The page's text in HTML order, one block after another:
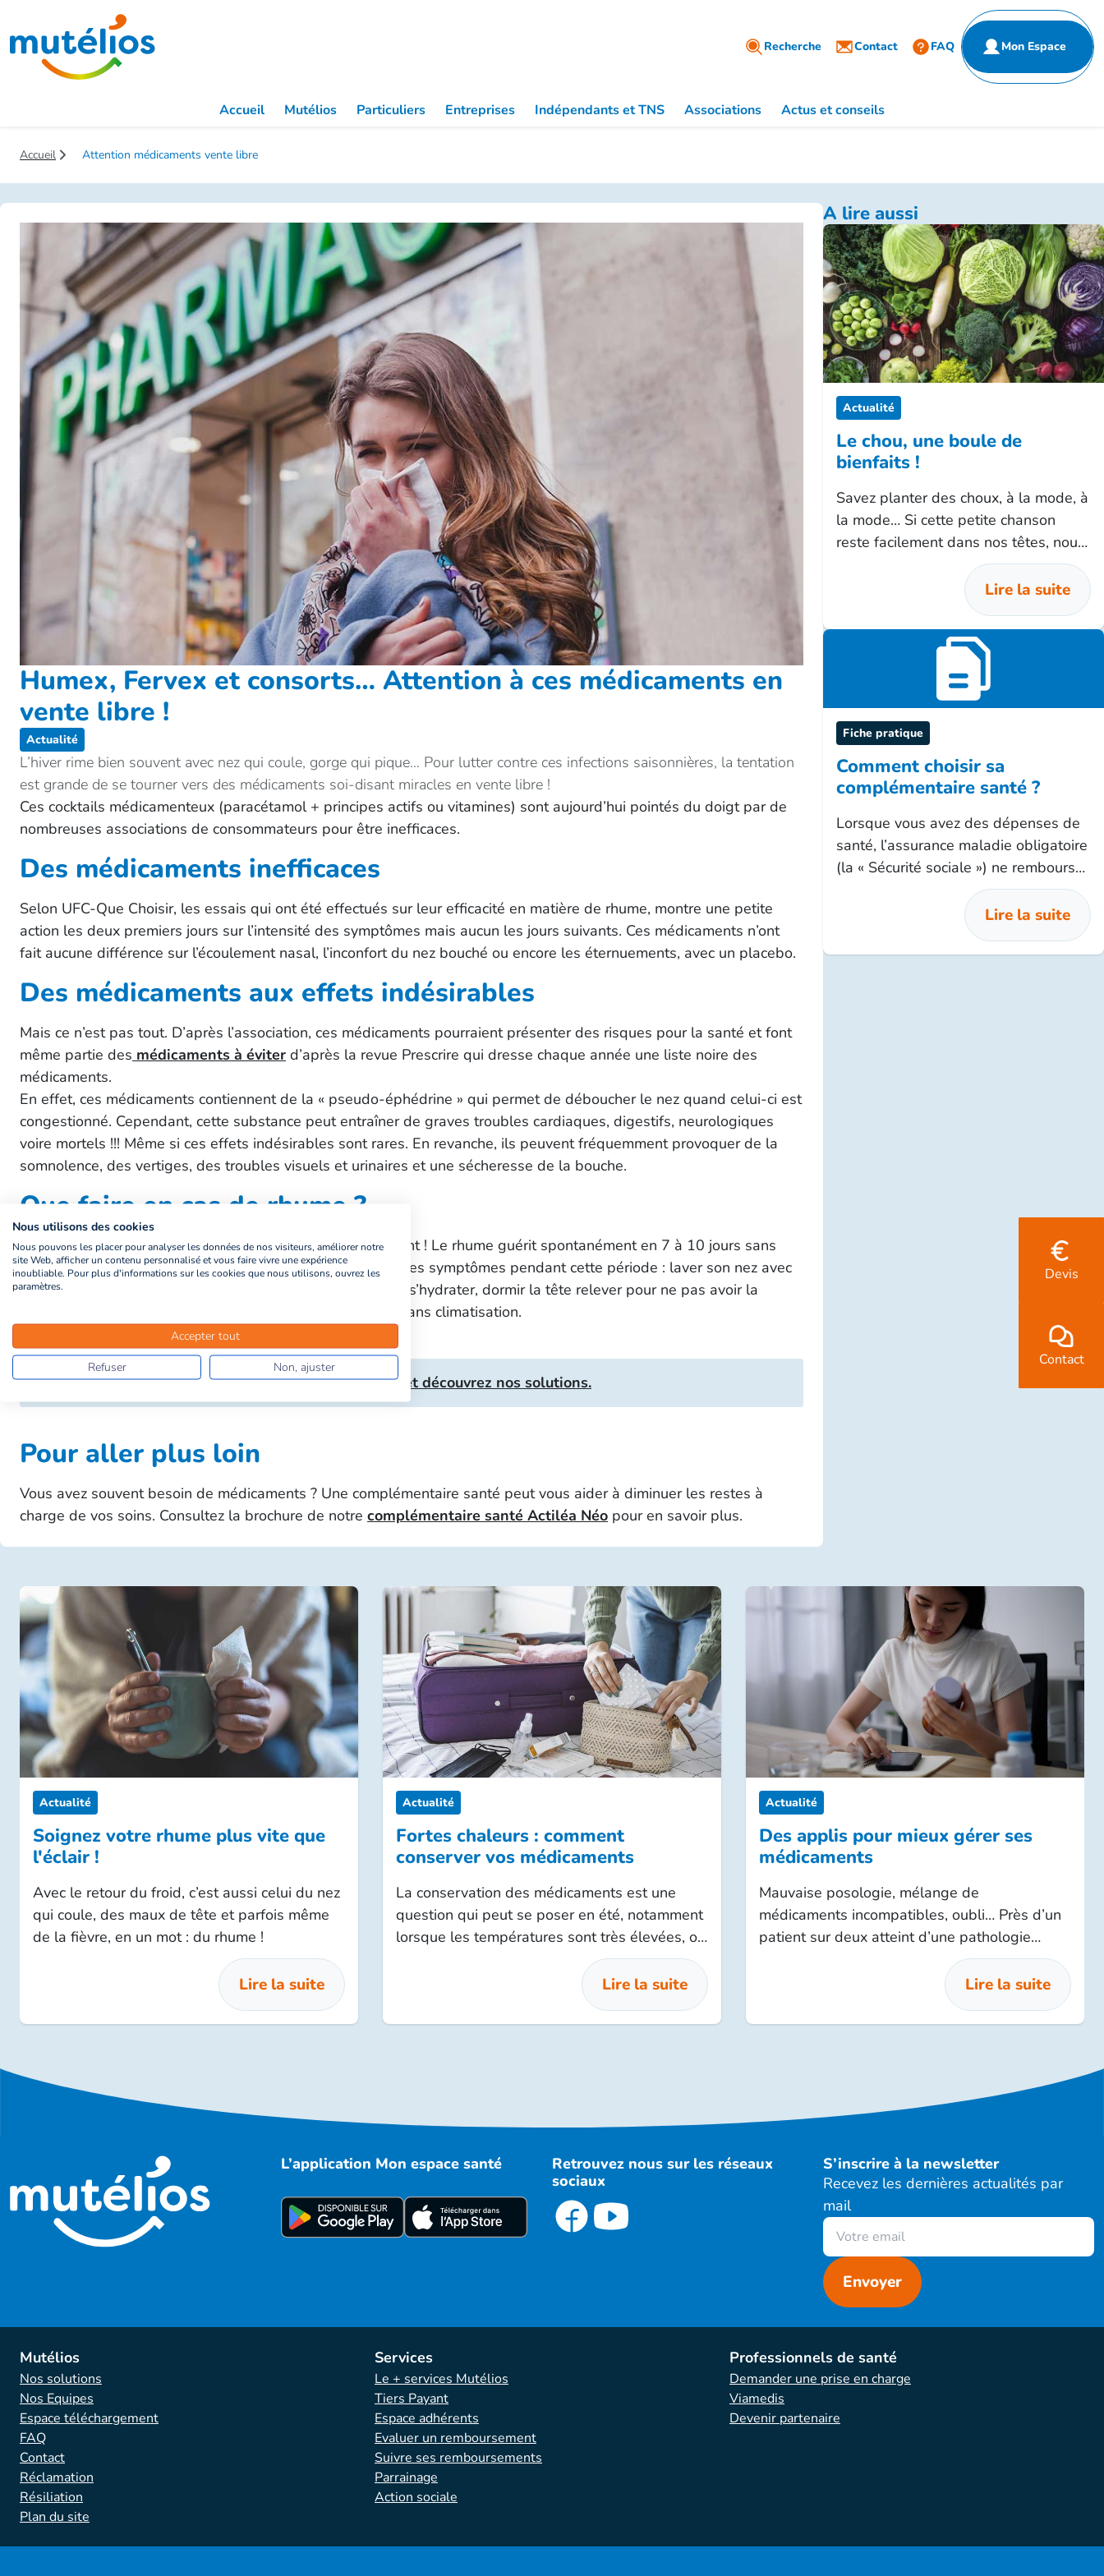
Saut au contenu principal
Recherche Contact FAQ Mon Espace
Particulier Entreprise
Partenaires
de santé
Accueil Mutélios Particuliers Entreprises Indépendants et TNS Associations Actus et conseils
Accueil Attention médicaments vente libre
Devis
Contact
Humex, Fervex et consorts… Attention à ces médicaments en
vente libre !
Actualité
L’hiver rime bien souvent avec nez qui coule, gorge qui pique… Pour lutter contre ces infections saisonnières, la tentation
est grande de se tourner vers des médicaments soi-disant miracles en vente libre !
Ces cocktails médicamenteux (paracétamol + principes actifs ou vitamines) sont aujourd’hui pointés du doigt par de
nombreuses associations de consommateurs pour être inefficaces.
Des médicaments inefficaces
Selon UFC-Que Choisir, les essais qui ont été effectués sur leur efficacité en matière de rhume, montre une petite
action les deux premiers jours sur l’intensité des symptômes mais aucun les jours suivants. Ces médicaments n’ont
fait aucune différence sur l’écoulement nasal, l’inconfort du nez bouché ou encore les éternuements, avec un placebo.
Des médicaments aux effets indésirables
Mais ce n’est pas tout. D’après l’association, ces médicaments pourraient présenter des risques pour la santé et font
même partie des médicaments à éviter d’après la revue Prescrire qui dresse chaque année une liste noire des
médicaments.
En effet, ces médicaments contiennent de la « pseudo-éphédrine » qui permet de déboucher le nez quand celui-ci est
congestionné. Cependant, cette substance peut entraîner de graves troubles cardiaques, digestifs, neurologiques
voire mortels !!! Même si ces effets indésirables sont rares. En revanche, ils peuvent fréquemment provoquer de la
somnolence, des vertiges, des troubles visuels et urinaires et une sécheresse de la bouche.
Que faire en cas de rhume ?
La première chose à faire en cas de rhume est d’être patient ! Le rhume guérit spontanément en 7 à 10 jours sans
traitement. Desgestes simplespeuvent aider à soulager les symptômes pendant cette période : laver son nez avec
du sérum physiologique ou des sprays d’eau de mer, bien s’hydrater, dormir la tête relever pour ne pas avoir la
sensation d’étouffer et maintenir une atmosphère fraîche sans climatisation.
Votre devis gratuit immédiat ! Définissez vos besoins et découvrez nos solutions.
Pour aller plus loin
Vous avez souvent besoin de médicaments ? Une complémentaire santé peut vous aider à diminuer les restes à
charge de vos soins. Consultez la brochure de notre complémentaire santé Actiléa Néo pour en savoir plus.
A lire aussi
Actualité
Le chou, une boule de
bienfaits !
Savez planter des choux, à la mode, à
la mode… Si cette petite chanson
reste facilement dans nos têtes, nous
oublions parfois que le chou est un
légume d’hiver rempli de bonnes
choses pour notre santé !
Lire la suite
Fiche pratique
Comment choisir sa
complémentaire santé ?
Lorsque vous avez des dépenses de
santé, l’assurance maladie obligatoire
(la « Sécurité sociale ») ne rembourse
pas tout. Votre complémentaire santé
intervient en complément des
remboursements de l‘assurance
maladie obligatoire pour vous
Lire la suite
Actualité
Soignez votre rhume plus vite que
l'éclair !
Avec le retour du froid, c’est aussi celui du nez
qui coule, des maux de tête et parfois même
de la fièvre, en un mot : du rhume !
Lire la suite
Actualité
Fortes chaleurs : comment
conserver vos médicaments
La conservation des médicaments est une
question qui peut se poser en été, notamment
lorsque les températures sont très élevées, ou
encore lorsque l’on doit les transporter pour
Lire la suite
Actualité
Des applis pour mieux gérer ses
médicaments
Mauvaise posologie, mélange de
médicaments incompatibles, oubli… Près d’un
patient sur deux atteint d’une pathologie
chronique ne suit pas son traitement
correctement. Les nouvelles technologies
peuvent être utile pour compenser nos têtes
de linottes !
Lire la suite
L’application Mon espace santé
Retrouvez nous sur les réseaux
sociaux
S’inscrire à la newsletter
Recevez les dernières actualités par
mail
Mutélios
Nos solutions
Nos Equipes
Espace téléchargement
FAQ
Contact
Réclamation
Résiliation
Plan du site
Services
Le + services Mutélios
Tiers Payant
Espace adhérents
Evaluer un remboursement
Suivre ses remboursements
Parrainage
Action sociale
Professionnels de santé
Demander une prise en charge
Viamedis
Devenir partenaire
Nous utilisons des cookies
Nous pouvons les placer pour analyser les données de nos visiteurs, améliorer notre
site Web, afficher un contenu personnalisé et vous faire vivre une expérience
inoubliable. Pour plus d'informations sur les cookies que nous utilisons, ouvrez les
paramètres.
Accepter tout
Refuser
Non, ajuster